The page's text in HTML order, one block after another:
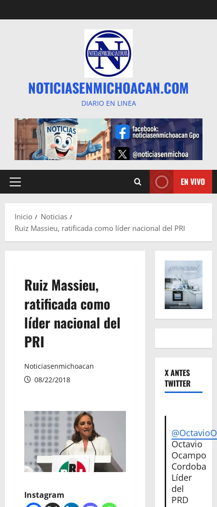
al
NOTICIASENMICHOACAN.COM
DIARIO EN LINEA
Menú
EN VIVO
Inicio
Noticias
Ruiz Massieu, ratificada como líder nacional del PRI
Ruiz Massieu,
ratificada como
líder nacional del
PRI
Noticiasenmichoacan
08/22/2018
Instagram
X ANTES
TWITTER
Octavio
Ocampo
Cordoba
Líder
del
PRD